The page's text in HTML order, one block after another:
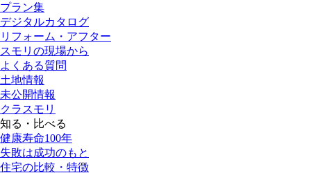
プラン集
デジタルカタログ
リフォーム・アフター
スモリの現場から
よくある質問
土地情報
未公開情報
クラスモリ
知る・比べる
健康寿命100年
失敗は成功のもと
住宅の比較・特徴